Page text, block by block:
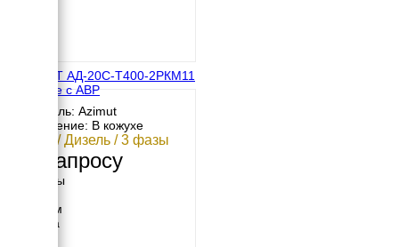
АЗИМУТ АД-20С-Т400-2РКМ11
в кожухе с АВР
Двигатель: Azimut
Исполнение: В кожухе
20 кВт / Дизель / 3 фазы
По запросу
Размеры
2200 мм
Ширина